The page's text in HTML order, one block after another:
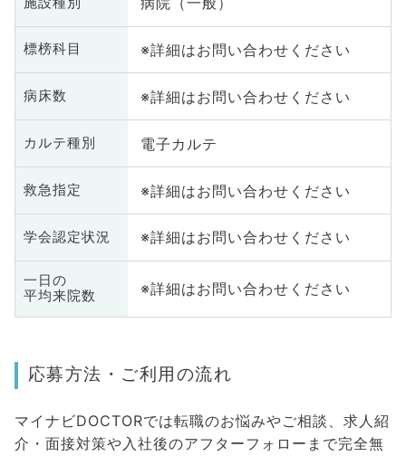
標榜科目 ※詳細はお問い合わせください
病床数 ※詳細はお問い合わせください
カルテ種別 電子カルテ
救急指定 ※詳細はお問い合わせください
学会認定状況 ※詳細はお問い合わせください
一日の
平均来院数
※詳細はお問い合わせください
応募方法・ご利用の流れ
マイナビDOCTORでは転職のお悩みやご相談、求人紹
介・面接対策や入社後のアフターフォローまで完全無